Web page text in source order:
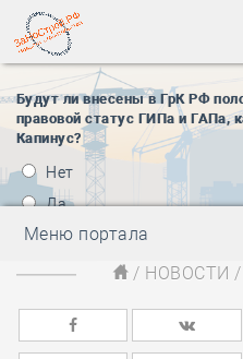
Будут ли внесены в ГрК РФ
правовой статус ГИПа и ГАПа,
Капинус?
Нет
Да
Меню портала
/ НОВОСТИ /